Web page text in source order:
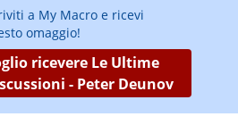
a My Macro e ricevi
omaggio!
ricevere Le Ultime
- Peter Deunov